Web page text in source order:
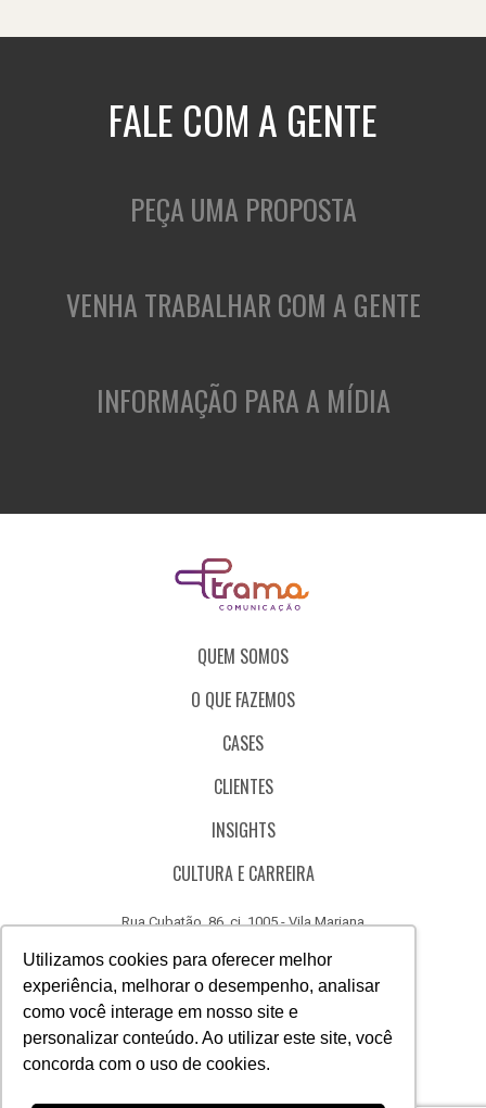
Utilizamos cookies para oferecer melhor
experiência, melhorar o desempenho, analisar
como você interage em nosso site e
personalizar conteúdo. Ao utilizar este site, você
concorda com o uso de cookies.
FALE COM A GENTE
PEÇA UMA PROPOSTA
VENHA TRABALHAR COM A GENTE
INFORMAÇÃO PARA A MÍDIA
QUEM SOMOS
O QUE FAZEMOS
CASES
CLIENTES
INSIGHTS
CULTURA E CARREIRA
Rua Cubatão, 86, cj. 1005 - Vila Mariana
CÓDIGO DE ÉTICA
CANAL DE DENÚNCIAS